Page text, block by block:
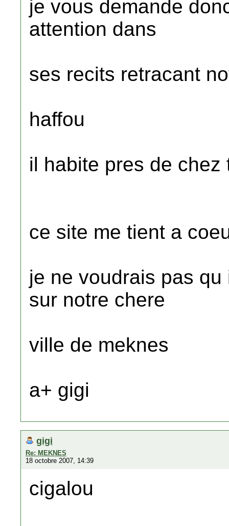
je vous demande
attention dans
ses recits retracant
haffou
il habite pres de chez
ce site me tient a
je ne voudrais pas
sur notre chere
ville de meknes
a+ gigi
gigi
Re: MEKNES
18 octobre 2007, 14:39
cigalou